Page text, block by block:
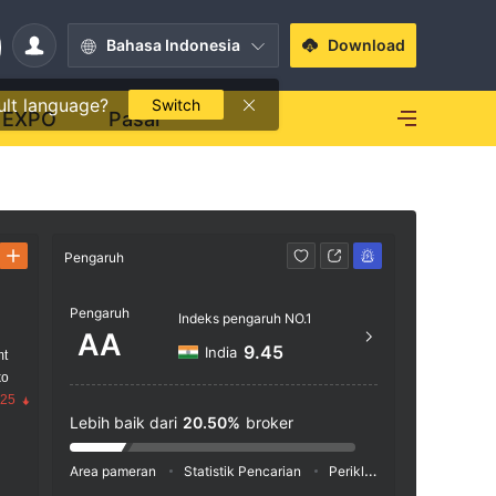
Bahasa Indonesia
language? Switch
Download
EXPO Pasar
Pengaruh
Pengaruh
AA
Indeks pengaruh NO.1
India 9.45
Lebih baik dari 20.50% broker
Area pameran Statistik Pencarian Periklanan